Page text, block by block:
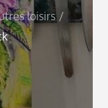
loisirs